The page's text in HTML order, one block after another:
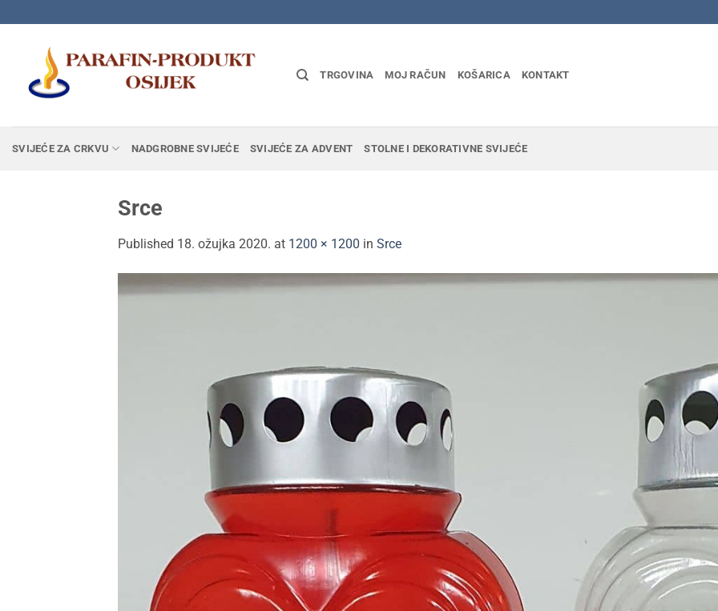
to
TRGOVINA MOJ RAČUN KOŠARICA KONTAKT
SVIJEĆE ZA CRKVU NADGROBNE SVIJEĆE SVIJEĆE ZA ADVENT STOLNE I DEKORATIVNE SVIJEĆE
Srce
Published 18. ožujka 2020. at 1200 × 1200 in Srce